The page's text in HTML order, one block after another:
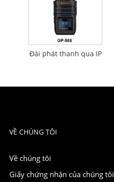
Đài phát thanh qua IP
VỀ CHÚNG TÔI
Về chúng tôi
Giấy chứng nhận của chúng tôi